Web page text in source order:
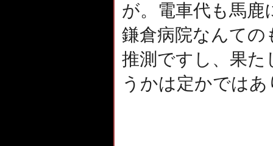
が。電車代も馬
鎌倉病院なんて
推測ですし、果
うかは定かでは